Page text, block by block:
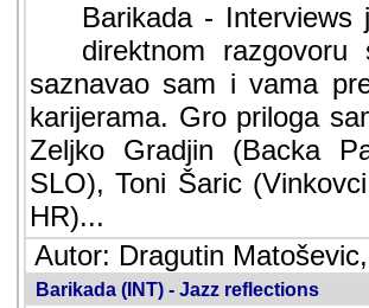
Barikada -
direktnom
saznavao sam i vama
karijerama. Gro priloga
Zeljko Gradjin (Backa
SLO), Toni Šaric
HR)...
Autor: Dragutin
Barikada (INT) - Jazz reflections